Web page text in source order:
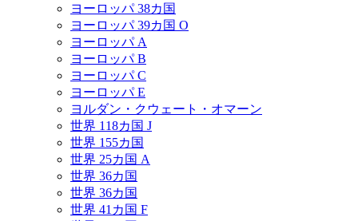
ヨーロッパ 38カ国
ヨーロッパ 39カ国 O
ヨーロッパ A
ヨーロッパ B
ヨーロッパ C
ヨーロッパ E
ヨルダン・クウェート・オマーン
世界 118カ国 J
世界 155カ国
世界 25カ国 A
世界 36カ国
世界 36カ国
世界 41カ国 F